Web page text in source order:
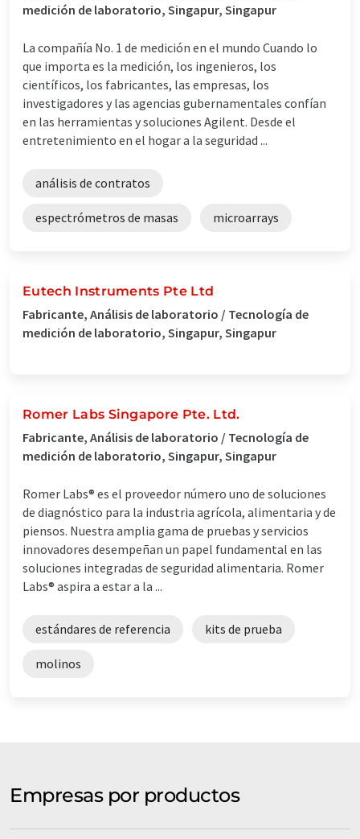
medición de laboratorio, Singapur, Singapur
La compañía No. 1 de medición en el mundo Cuando lo
que importa es la medición, los ingenieros, los
científicos, los fabricantes, las empresas, los
investigadores y las agencias gubernamentales confían
en las herramientas y soluciones Agilent. Desde el
entretenimiento en el hogar a la seguridad ...
análisis de contratos
espectrómetros de masas microarrays
Eutech Instruments Pte Ltd
Fabricante, Análisis de laboratorio / Tecnología de
medición de laboratorio, Singapur, Singapur
Romer Labs Singapore Pte. Ltd.
Fabricante, Análisis de laboratorio / Tecnología de
medición de laboratorio, Singapur, Singapur
Romer Labs® es el proveedor número uno de soluciones
de diagnóstico para la industria agrícola, alimentaria y de
piensos. Nuestra amplia gama de pruebas y servicios
innovadores desempeñan un papel fundamental en las
soluciones integradas de seguridad alimentaria. Romer
Labs® aspira a estar a la ...
estándares de referencia kits de prueba
molinos
Empresas por productos